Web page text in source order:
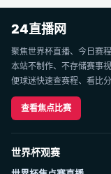
24直播网
聚焦世界杯直播、今日赛
本站不制作、不存储赛事
便球迷快速查赛程、看比分
查看焦点比赛
世界杯观赛